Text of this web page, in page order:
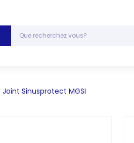
Joint Sinusprotect MGSI